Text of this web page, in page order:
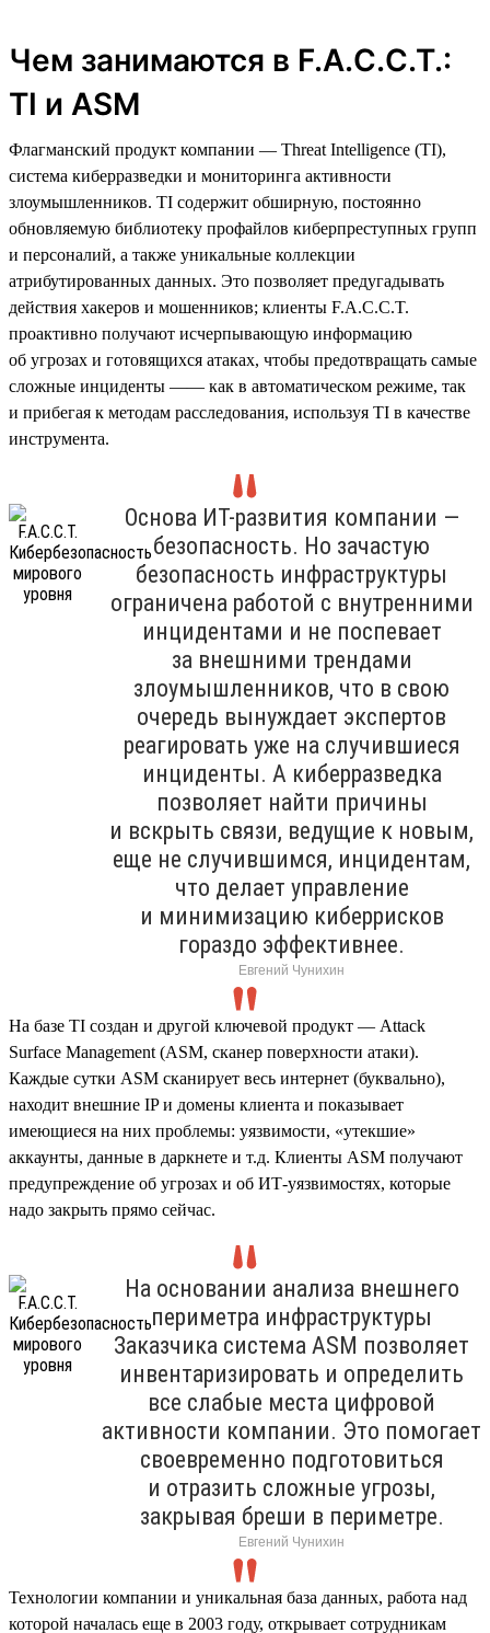
Чем занимаются в F.A.C.C.T.:
TI и ASM
Флагманский продукт компании — Threat Intelligence (TI),
система киберразведки и мониторинга активности
злоумышленников. TI содержит обширную, постоянно
обновляемую библиотеку профайлов киберпреступных групп
и персоналий, а также уникальные коллекции
атрибутированных данных. Это позволяет предугадывать
действия хакеров и мошенников; клиенты F.A.C.C.T.
проактивно получают исчерпывающую информацию
об угрозах и готовящихся атаках, чтобы предотвращать самые
сложные инциденты —— как в автоматическом режиме, так
и прибегая к методам расследования, используя TI в качестве
инструмента.
Основа ИТ-развития компании —
безопасность. Но зачастую
безопасность инфраструктуры
ограничена работой с внутренними
инцидентами и не поспевает
за внешними трендами
злоумышленников, что в свою
очередь вынуждает экспертов
реагировать уже на случившиеся
инциденты. А киберразведка
позволяет найти причины
и вскрыть связи, ведущие к новым,
еще не случившимся, инцидентам,
что делает управление
и минимизацию киберрисков
гораздо эффективнее.
Евгений Чунихин
На базе TI создан и другой ключевой продукт — Attack
Surface Management (ASM, сканер поверхности атаки).
Каждые сутки ASM сканирует весь интернет (буквально),
находит внешние IP и домены клиента и показывает
имеющиеся на них проблемы: уязвимости, «утекшие»
аккаунты, данные в даркнете и т.д. Клиенты ASM получают
предупреждение об угрозах и об ИТ-уязвимостях, которые
надо закрыть прямо сейчас.
На основании анализа внешнего
периметра инфраструктуры
Заказчика система ASM позволяет
инвентаризировать и определить
все слабые места цифровой
активности компании. Это помогает
своевременно подготовиться
и отразить сложные угрозы,
закрывая бреши в периметре.
Евгений Чунихин
Технологии компании и уникальная база данных, работа над
которой началась еще в 2003 году, открывает сотрудникам